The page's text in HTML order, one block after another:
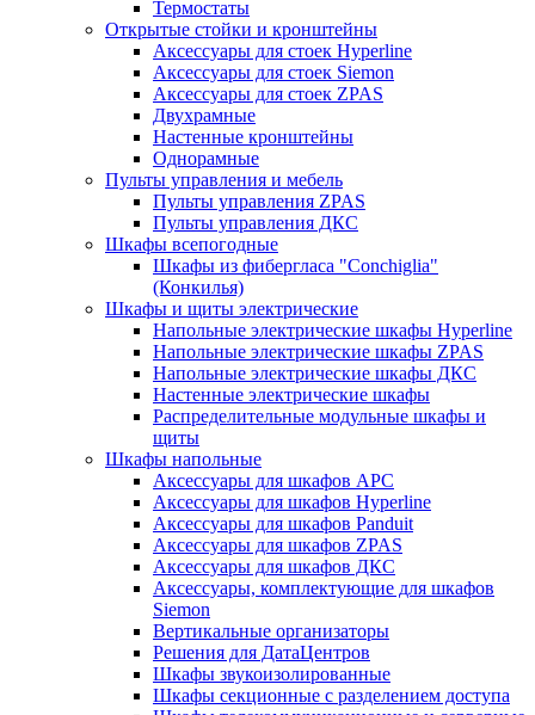
Термостаты
Открытые стойки и кронштейны
Аксессуары для стоек Hyperline
Аксессуары для стоек Siemon
Аксессуары для стоек ZPAS
Двухрамные
Настенные кронштейны
Однорамные
Пульты управления и мебель
Пульты управления ZPAS
Пульты управления ДКС
Шкафы всепогодные
Шкафы из фибергласа "Conchiglia"
(Конкилья)
Шкафы и щиты электрические
Напольные электрические шкафы Hyperline
Напольные электрические шкафы ZPAS
Напольные электрические шкафы ДКС
Настенные электрические шкафы
Распределительные модульные шкафы и
щиты
Шкафы напольные
Аксессуары для шкафов APC
Аксессуары для шкафов Hyperline
Аксессуары для шкафов Panduit
Аксессуары для шкафов ZPAS
Аксессуары для шкафов ДКС
Аксессуары, комплектующие для шкафов
Siemon
Вертикальные организаторы
Решения для ДатаЦентров
Шкафы звукоизолированные
Шкафы секционные с разделением доступа